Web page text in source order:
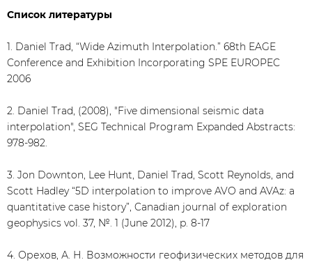
Список литературы
1. Daniel Trad, “Wide Azimuth Interpolation.” 68th EAGE
Conference and Exhibition Incorporating SPE EUROPEC
2006
2. Daniel Trad, (2008), "Five dimensional seismic data
interpolation", SEG Technical Program Expanded Abstracts:
978-982.
3. Jon Downton, Lee Hunt, Daniel Trad, Scott Reynolds, and
Scott Hadley “5D interpolation to improve AVO and AVAz: a
quantitative case history”, Canadian journal of exploration
geophysics vol. 37, №. 1 (June 2012), p. 8-17
4. Орехов, А. Н. Возможности геофизических методов для